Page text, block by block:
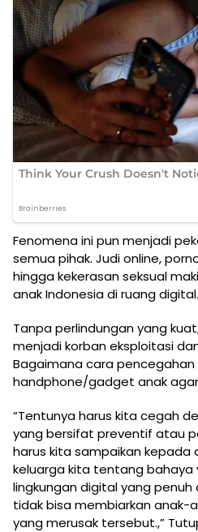
Fenomena ini pun menjadi
semua pihak. Judi online,
hingga kekerasan seksual
anak Indonesia di ruang digital.
Tanpa perlindungan yang
menjadi korban eksploitasi
Bagaimana cara
handphone/gadget anak
“Tentunya harus kita cegah
yang bersifat preventif atau
harus kita sampaikan kepada
keluarga kita tentang bahaya
lingkungan digital yang
tidak bisa membiarkan anak-
yang merusak tersebut.,”